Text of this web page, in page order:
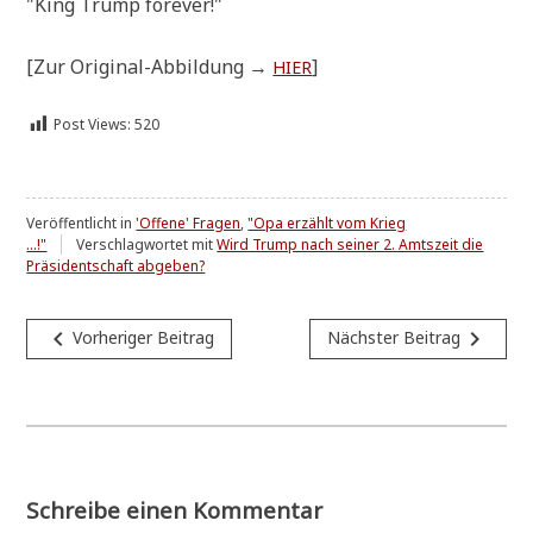
[Zur Ori­gi­nal-Abbil­dung → HIER]
Post Views: 520
Veröffentlicht in'Offene' Fragen,"Opa erzählt vom Krieg
...!"
Verschlagwortet mitWird Trump nach seiner 2. Amtszeit die
Präsidentschaft abgeben?
Beitragsnavigation
navigate_beforeVorheriger Beitrag Nächster Beitrag navigate_next
Schreibe einen Kommentar